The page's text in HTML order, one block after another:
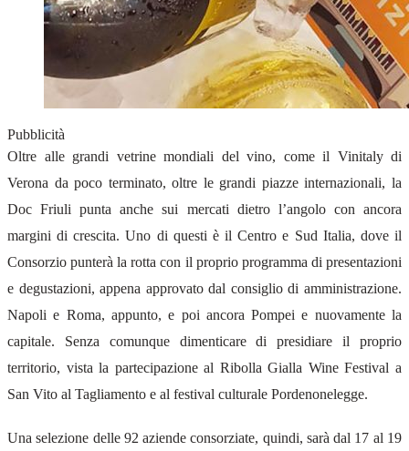
Pubblicità
Oltre alle grandi vetrine mondiali del vino, come il Vinitaly di
Verona da poco terminato, oltre le grandi piazze internazionali, la
Doc Friuli punta anche sui mercati dietro l’angolo con ancora
margini di crescita. Uno di questi è il Centro e Sud Italia, dove il
Consorzio punterà la rotta con il proprio programma di presentazioni
e degustazioni, appena approvato dal consiglio di amministrazione.
Napoli e Roma, appunto, e poi ancora Pompei e nuovamente la
capitale. Senza comunque dimenticare di presidiare il proprio
territorio, vista la partecipazione al Ribolla Gialla Wine Festival a
San Vito al Tagliamento e al festival culturale Pordenonelegge.
Una selezione delle 92 aziende consorziate, quindi, sarà dal 17 al 19